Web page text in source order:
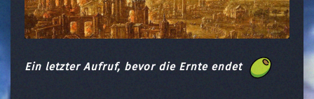
Ein letzter Aufruf, bevor die Ernte endet